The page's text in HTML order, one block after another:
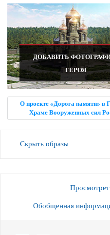
ДОБАВИТЬ
ГЕРОЯ
О проекте «Дорога памяти» в
Храме Вооруженных сил
Скрыть образы
Обобщенная